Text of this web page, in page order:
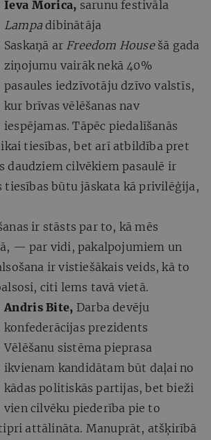
Ieva Morica, sarunu festivāla
Lampa dibinātāja
Saskaņā ar Freedom Housešā gada
ziņojumu vairāk nekā 40%
pasaules iedzīvotāju dzīvo valstīs,
kur brīvas vēlēšanas nav
iespējamas. Tāpēc piedalīšanās
tiesības, bet arī atbildība pret
daudziem cilvēkiem pasaulē ir
tiesības būtu jāskata kā privilēģija,
ir stāsts par to, kā mēs
— par vidi, pakalpojumiem un
ir vistiešākais veids, kā to
citi lems tavā vietā.
Andris Bite, Darba devēju
konfederācijas prezidents
Vēlēšanu sistēma pieprasa
ikvienam kandidātam būt daļai no
kādas politiskās partijas, bet bieži
vien cilvēku piederība pie to
attālināta. Manuprāt, atšķirībā